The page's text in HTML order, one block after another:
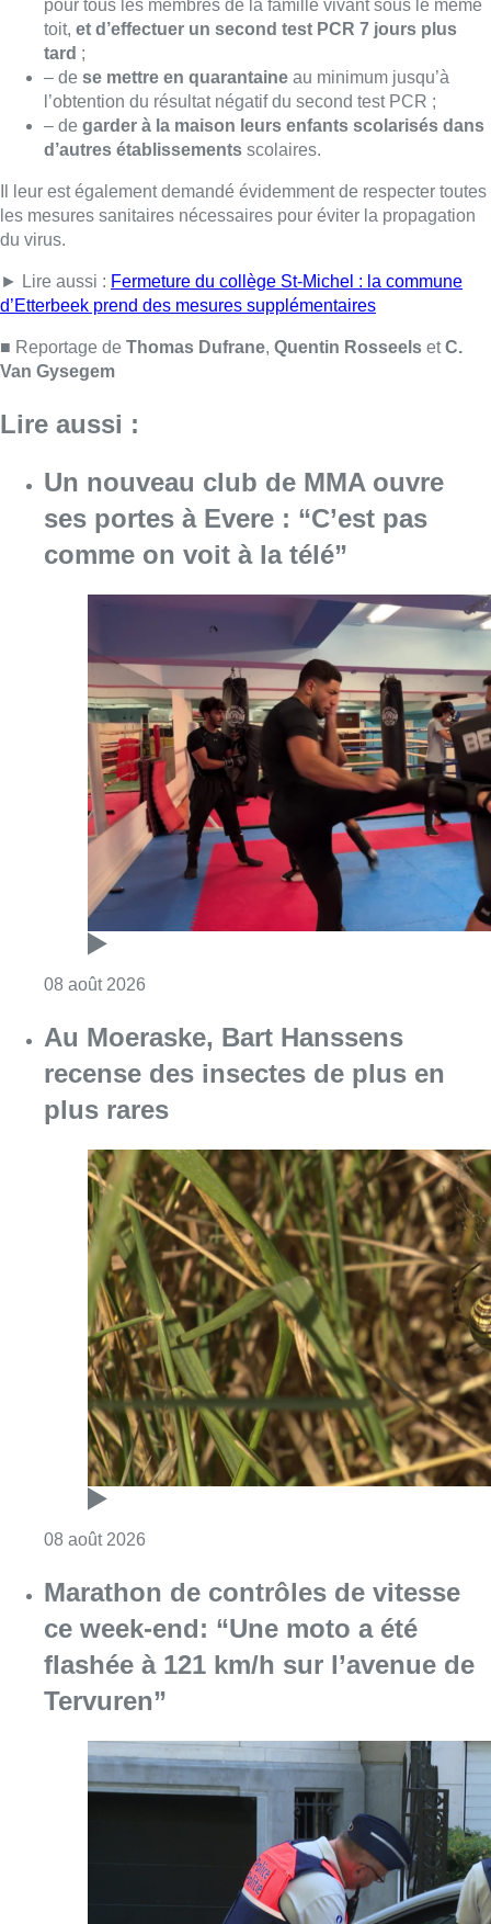
d’Etterbeek prend des mesures supplémentaires
■ Reportage de
Van Gysegem
Lire aussi :
Un nouveau club de MMA ouvre
ses portes à Evere : “C’est pas
08 août 2026Consulter l'article "Un nouveau club de
Au Moeraske, Bart Hanssens
recense des insectes de plus en
plus rares
08 août 2026Consulter l'article "Au Moeraske, Bart
Marathon de contrôles de vitesse
ce week-end: “Une moto a été
flashée à 121 km/h sur l’avenue de
Tervuren”
Consulter l'article "Marathon de contrôles
L’Union Saint-Gilloise attire